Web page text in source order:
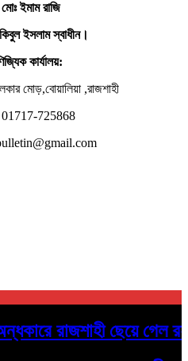
ইমাম রাজি
ইসলাম স্বাধীন।
কার্যালয়:
মোড়,বোয়ালিয়া ,রাজশাহী
01717-725868
রাজশাহী ছেয়ে গেল